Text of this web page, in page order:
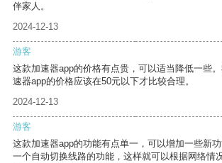
伴家人。
2024-12-13
游客
这款加速器app的价格有点贵，可以适当降低一些
速器app的价格应该在50元以下才比较合理。
2024-12-13
游客
这款加速器app的功能有点单一，可以增加一些新
一个自动切换线路的功能，这样就可以根据网络情